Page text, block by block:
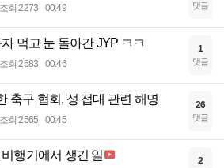
조회 2273 00:49 댓글
먹고 눈 돌아간 JYP ㅋㅋ
조회 2583 00:46
1
댓글
축구 협회, 성 접대 관련 해명
조회 2565 00:45
26
댓글
행기에서 생긴 일 2